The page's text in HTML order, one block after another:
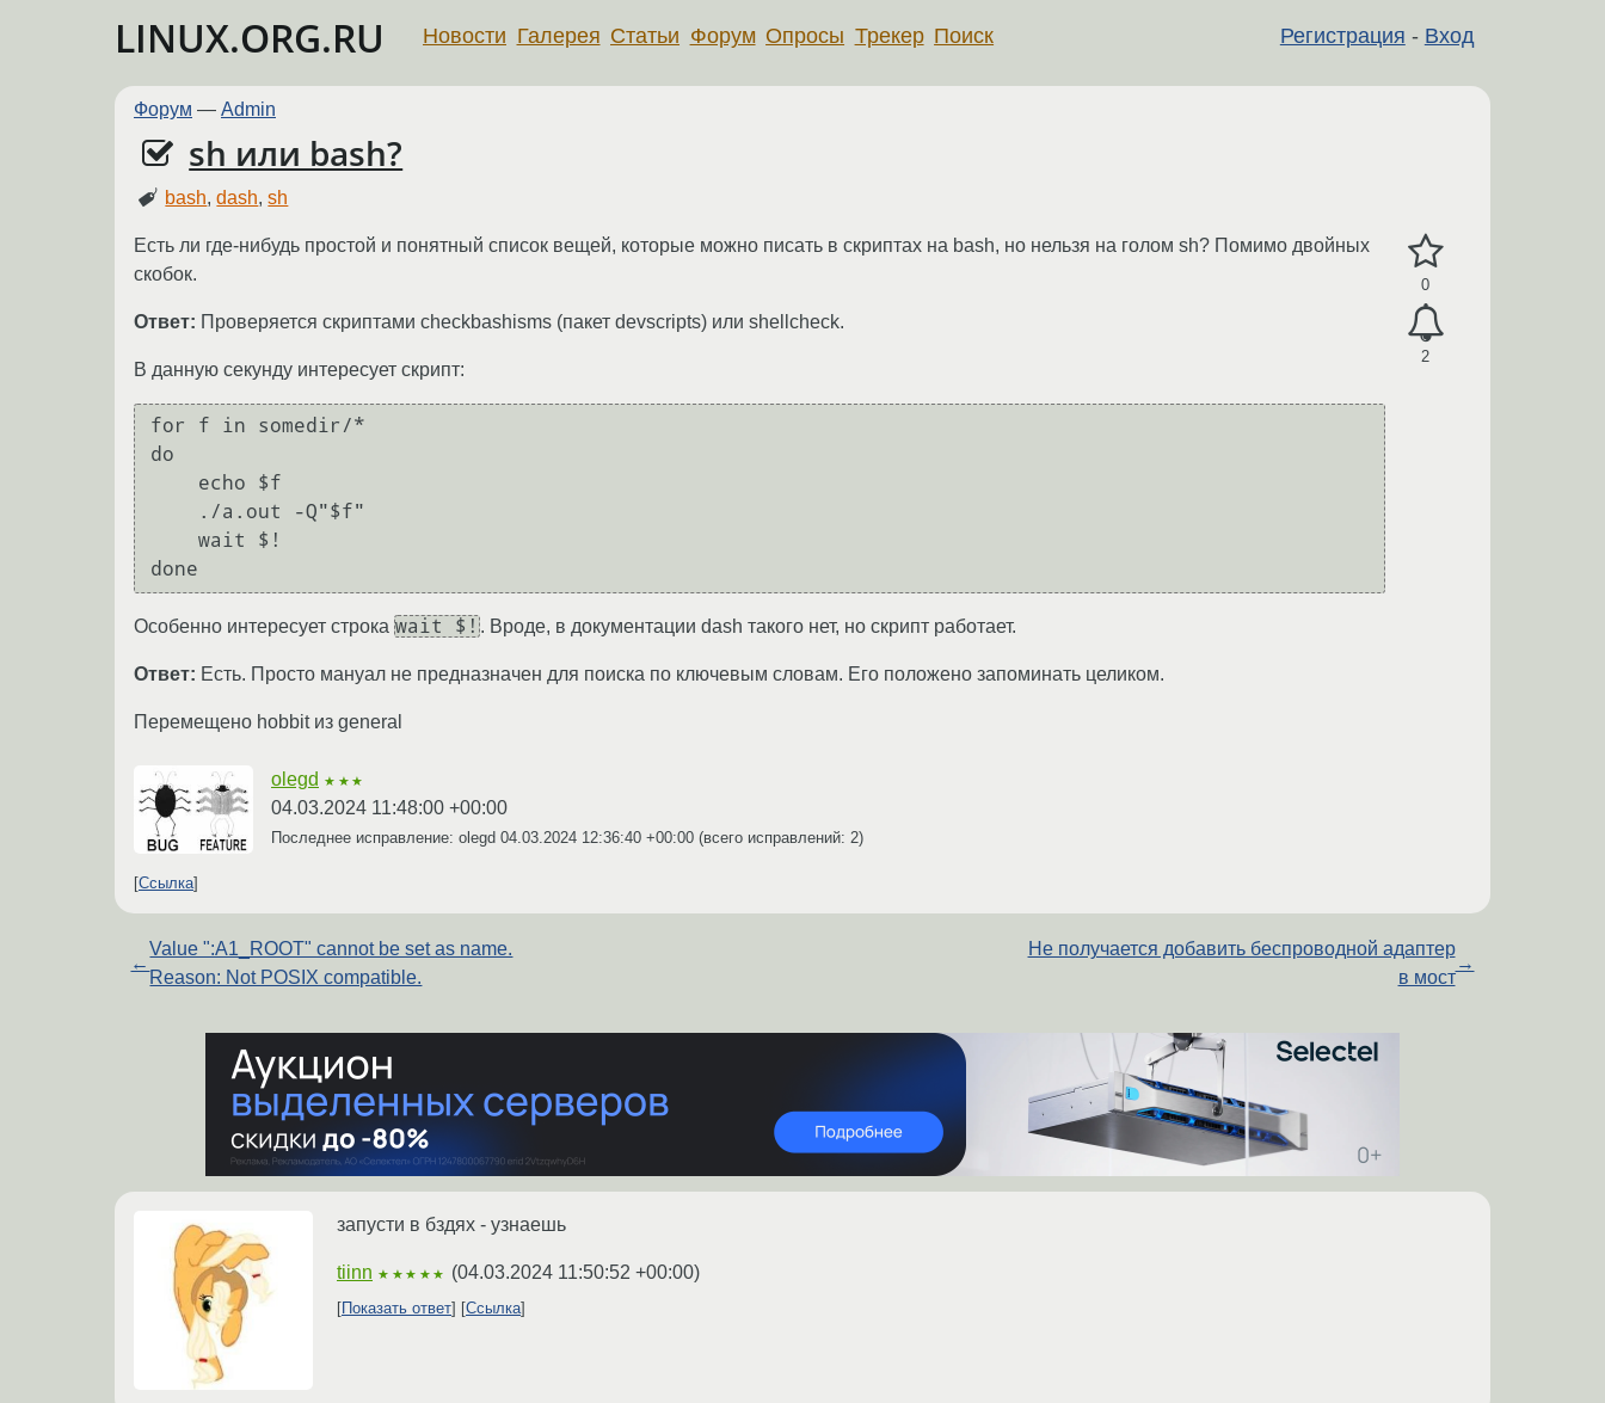
LINUX.ORG.RU Регистрация - Вход
Новости Галерея Статьи Форум Опросы Трекер Поиск
Форум — Admin
sh или bash?
bash,dash,sh
0
2
Есть ли где-нибудь простой и понятный список вещей, которые можно писать в скриптах на bash, но нельзя на голом sh? Помимо двойных
скобок.
Ответ: Проверяется скриптами checkbashisms (пакет devscripts) или shellcheck.
В данную секунду интересует скрипт:
for f in somedir/*
do
Особенно интересует строка wait $! . Вроде, в документации dash такого нет, но скрипт работает.
Ответ: Есть. Просто мануал не предназначен для поиска по ключевым словам. Его положено запоминать целиком.
Перемещено hobbit из general
olegd ★★★
04.03.2024 11:48:00 +00:00
Последнее исправление: olegd 04.03.2024 12:36:40 +00:00 (всего исправлений: 2)
Ссылка
←
Value ":A1_ROOT" cannot be set as name.
Reason: Not POSIX compatible.
Не получается добавить беспроводной адаптер
в мост
→
запусти в бздях - узнаешь
tiinn ★★★★★ (04.03.2024 11:50:52 +00:00)
Показать ответ Ссылка